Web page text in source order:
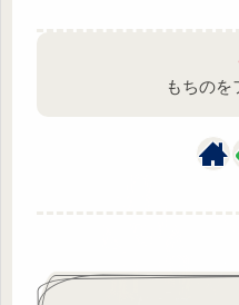
もちのを